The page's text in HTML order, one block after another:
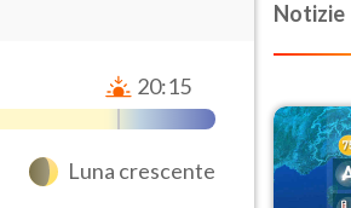
20:15
Luna crescente
Notizie